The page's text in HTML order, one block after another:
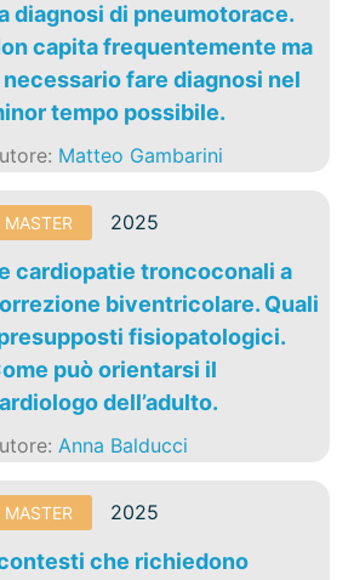
diagnosi di pneumotorace.
capita frequentemente ma
necessario fare diagnosi nel
tempo possibile.
Matteo Gambarini
MASTER 2025
cardiopatie troncoconali a
biventricolare. Quali
fisiopatologici.
può orientarsi il
dell’adulto.
Anna Balducci
MASTER 2025
che richiedono